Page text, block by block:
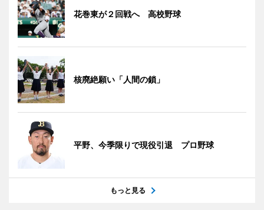
花巻東が２回戦へ 高校野球
核廃絶願い「人間の鎖」
平野、今季限りで現役引退 プロ野球
もっと見る